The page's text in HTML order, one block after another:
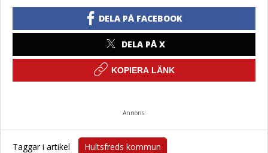
DELA PÅ FACEBOOK
DELA PÅ X
KOPIERA LÄNK
Annons:
Taggar i artikel Hultsfreds kommun